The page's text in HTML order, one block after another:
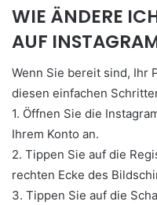
WIE ÄNDERE
AUF
Wenn Sie bereit sind, Ihr
diesen einfachen
1. Öffnen Sie die
Ihrem Konto an.
2. Tippen Sie auf die
rechten Ecke des
3. Tippen Sie auf die